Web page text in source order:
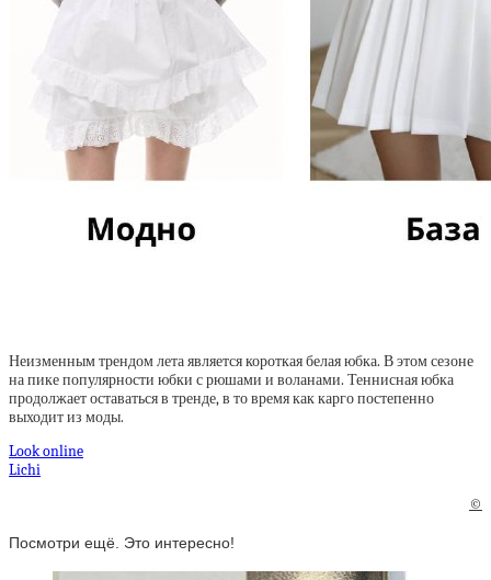
Неизменным трендом лета является короткая белая юбка. В этом сезоне
на пике популярности юбки с рюшами и воланами. Теннисная юбка
продолжает оставаться в тренде, в то время как карго постепенно
выходит из моды.
Look online
Lichi
©
Посмотри ещё. Это интересно!